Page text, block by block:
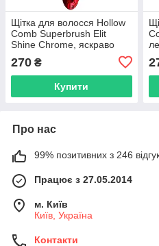
Щітка для волосся Hollow
Comb Superbrush Elit
Shine Chrome, яскраво
(SB2080-54)
270 ₴
Купити
Про нас
99% позитивних з 246
Працює з 27.05.2014
м. Київ
Київ, Україна
Контакти